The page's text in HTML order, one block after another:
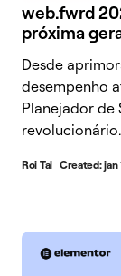
web.fwrd
próxima
Desde
desempenho
Planejador de
Roi Tal Created:jan